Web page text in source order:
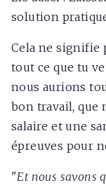
solution
Cela ne signifie
tout ce que tu
nous aurions
bon travail, que
salaire et une
épreuves pour
"Et nous savons